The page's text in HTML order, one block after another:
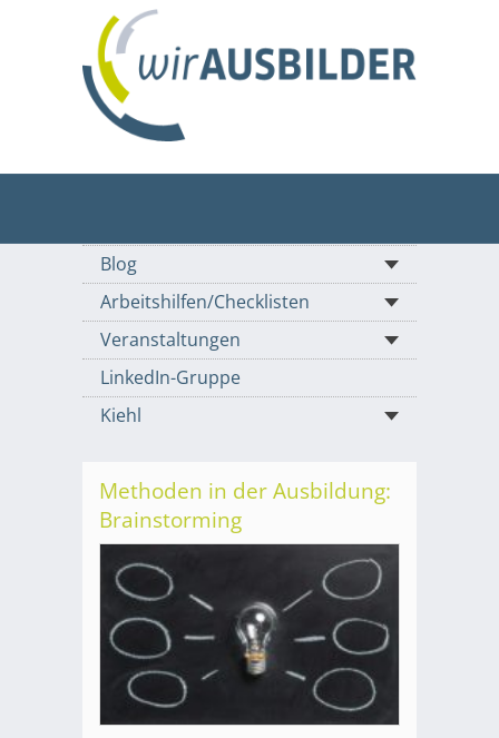
Blog
Arbeitshilfen/Checklisten
Veranstaltungen
LinkedIn-Gruppe
Kiehl
Methoden in der Ausbildung:
Brainstorming